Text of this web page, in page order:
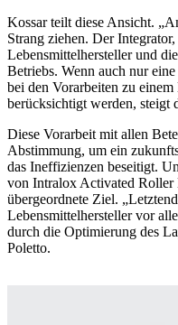
Kossar teilt diese Ansicht.
Strang ziehen. Der
Lebensmittelhersteller und
Betriebs. Wenn auch nur
bei den Vorarbeiten zu
berücksichtigt werden, steigt
Diese Vorarbeit mit allen
Abstimmung, um ein
das Ineffizienzen beseitigt.
von Intralox Activated
übergeordnete Ziel.
Lebensmittelhersteller vor
durch die Optimierung des
Poletto.